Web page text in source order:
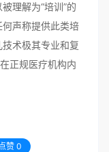
理解为“培训”的
声称提供此类培
术极其专业和复
正规医疗机构内
赞 0